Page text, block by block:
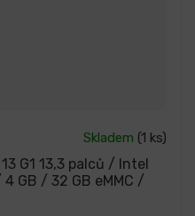
G1 13,3 palců / Intel
GB / 32 GB eMMC /
Skladem (1 ks)